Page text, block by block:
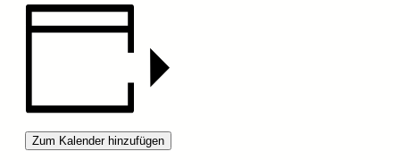
Zum Kalender hinzufügen